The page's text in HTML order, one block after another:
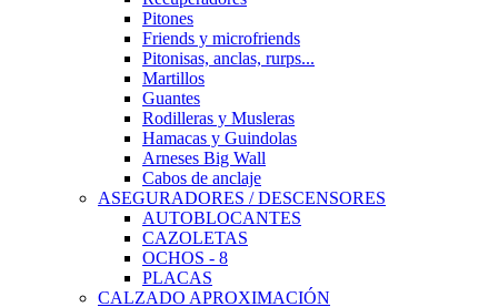
Pitones
Friends y microfriends
Pitonisas, anclas, rurps...
Martillos
Guantes
Rodilleras y Musleras
Hamacas y Guindolas
Arneses Big Wall
Cabos de anclaje
ASEGURADORES / DESCENSORES
AUTOBLOCANTES
CAZOLETAS
OCHOS - 8
PLACAS
CALZADO APROXIMACIÓN